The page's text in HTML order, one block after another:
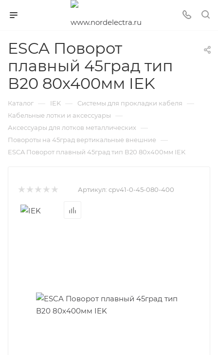
ESCA Поворот
плавный 45град тип
В20 80х400мм IEK
Каталог — IEK — Системы для прокладки кабеля —
Кабельные лотки и аксессуары —
Аксессуары для лотков металлических —
Повороты на 45град вертикальные внешние —
ESCA Поворот плавный 45град тип В20 80х400мм IEK
Артикул: cpv41-0-45-080-400